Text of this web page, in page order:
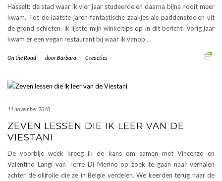
Hasselt: de stad waar ik vier jaar studeerde en daarna bijna nooit meer
kwam. Tot de laatste jaren fantastische zaakjes als paddenstoelen uit
de grond schieten. Ik lijstte mijn winkeltips op in dit bericht. Vorig jaar
kwam er een vegan restaurant bij waar ik vanop …
On the Road - doorBarbara - 0 reacties
11 november 2018
ZEVEN LESSEN DIE IK LEER VAN DE
VIESTANI
De voorbije week kreeg ik de kans om samen met Vincenzo en
Valentino Langi van Terre Di Merino op zoek te gaan naar verhalen
achter de olijfolie die ze in België verdelen. We keerden terug naar de